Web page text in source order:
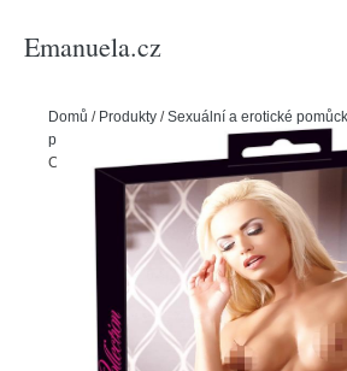
Emanuela.cz
Domů / Produkty /Sexuální a erotické
prádlo
Dámské erotické prádlo Dámské
Cottelli Krajkové bokové kalhotky s otvorem